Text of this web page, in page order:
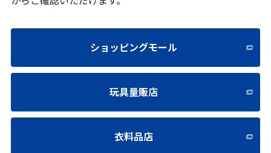
ショッピングモール
玩具量販店
衣料品店